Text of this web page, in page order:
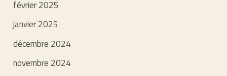
février 2025
janvier 2025
décembre 2024
novembre 2024